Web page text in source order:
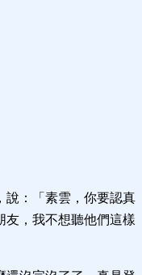
說：「素雲，你要認真
友，我不想聽他們這樣